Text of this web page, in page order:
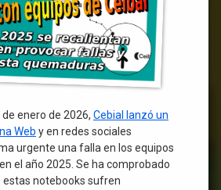
de enero de 2026, Cebial lanzó un
Web y en redes sociales
urgente una falla en los equipos
el año 2025. Se ha comprobado
estas notebooks sufren